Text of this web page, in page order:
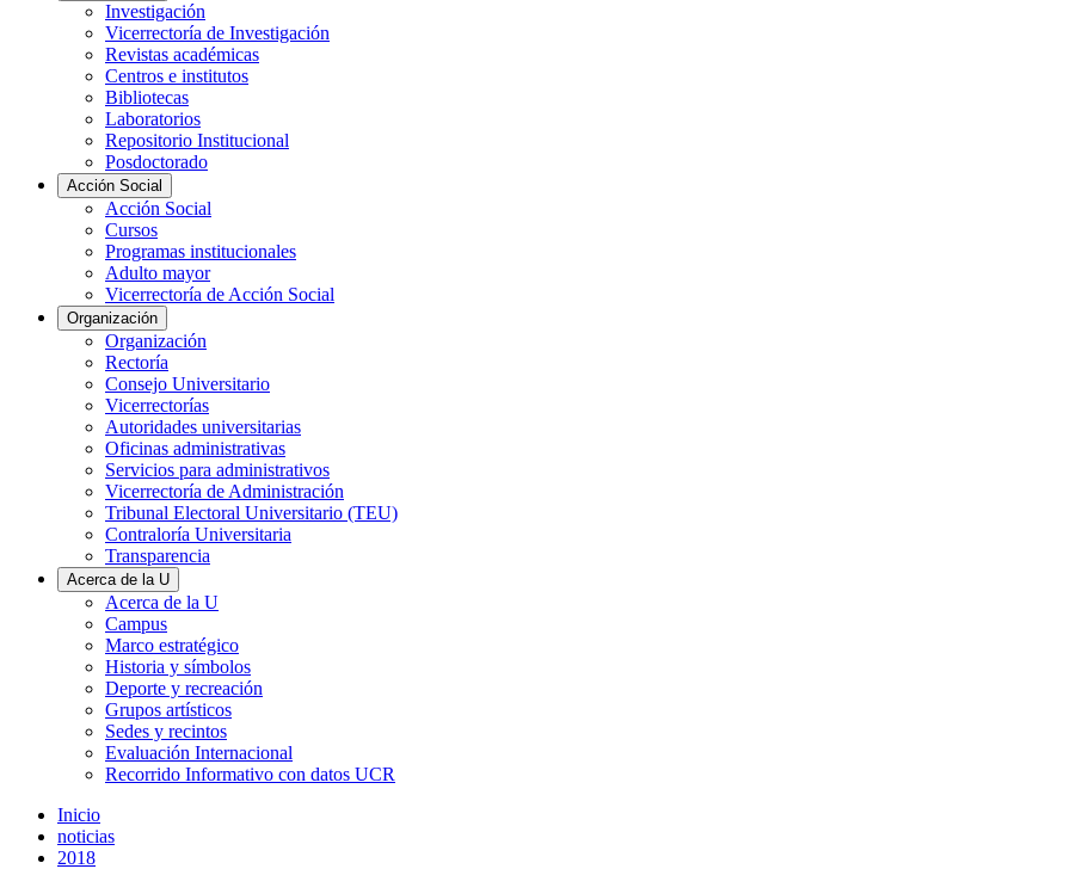
Investigación
Vicerrectoría de Investigación
Revistas académicas
Centros e institutos
Bibliotecas
Laboratorios
Repositorio Institucional
Posdoctorado
Acción Social
Acción Social
Cursos
Programas institucionales
Adulto mayor
Vicerrectoría de Acción Social
Organización
Organización
Rectoría
Consejo Universitario
Vicerrectorías
Autoridades universitarias
Oficinas administrativas
Servicios para administrativos
Vicerrectoría de Administración
Tribunal Electoral Universitario (TEU)
Contraloría Universitaria
Transparencia
Acerca de la U
Acerca de la U
Campus
Marco estratégico
Historia y símbolos
Deporte y recreación
Grupos artísticos
Sedes y recintos
Evaluación Internacional
Recorrido Informativo con datos UCR
Inicio
noticias
2018